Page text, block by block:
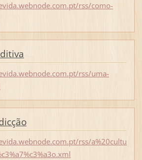
rss/como-
rss/uma-
rss/a%20cultu